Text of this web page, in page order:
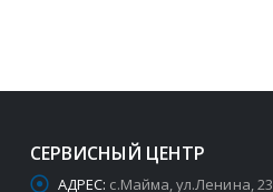
СЕРВИСНЫЙ ЦЕНТР
АДРЕС: с.Майма, ул.Ленина, 23